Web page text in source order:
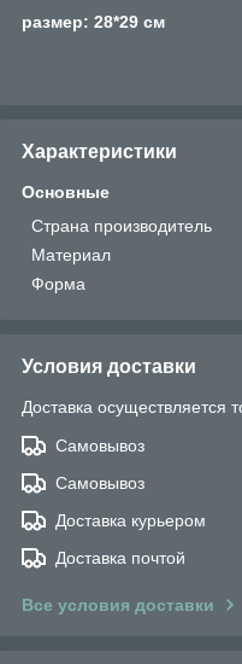
размер: 28*29 см
Характеристики
Основные
Страна производитель
Материал
Форма
Условия доставки
Доставка осуществляется
Самовывоз
Самовывоз
Доставка курьером
Доставка почтой
Все условия доставки